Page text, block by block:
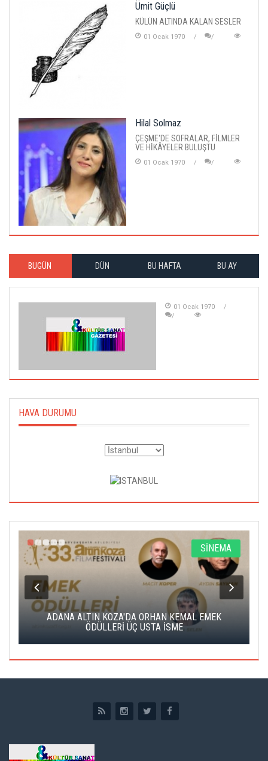
Ümit Güçlü
KÜLÜN ALTINDA KALAN SESLER
01 Ocak 1970
Hilal Solmaz
ÇEŞME'DE SOFRALAR, FİLMLER
VE HİKÂYELER BULUŞTU
01 Ocak 1970
BUGÜN DÜN BU HAFTA BU AY
01 Ocak 1970
HAVA DURUMU
SİNEMA
ADANA ALTIN KOZA'DA ORHAN KEMAL EMEK
ÖDÜLLERİ ÜÇ USTA İSME